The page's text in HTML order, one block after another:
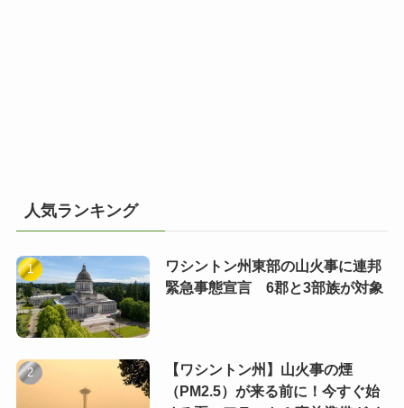
人気ランキング
ワシントン州東部の山火事に連邦
緊急事態宣言 6郡と3部族が対象
【ワシントン州】山火事の煙
（PM2.5）が来る前に！今すぐ始